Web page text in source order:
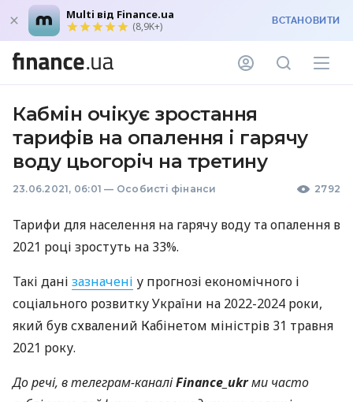
Multi від Finance.ua
(8,9K+) ВСТАНОВИТИ
Кабмін очікує зростання
тарифів на опалення і гарячу
воду цьогоріч на третину
23.06.2021, 06:01 — Особисті фінанси 2792
Тарифи для населення на гарячу воду та опалення в
2021 році зростуть на 33%.
Такі дані зазначені у прогнозі економічного і
соціального розвитку України на 2022-2024 роки,
який був схвалений Кабінетом міністрів 31 травня
2021 року.
До речі, в телеграм-каналіFinance_ukrми часто